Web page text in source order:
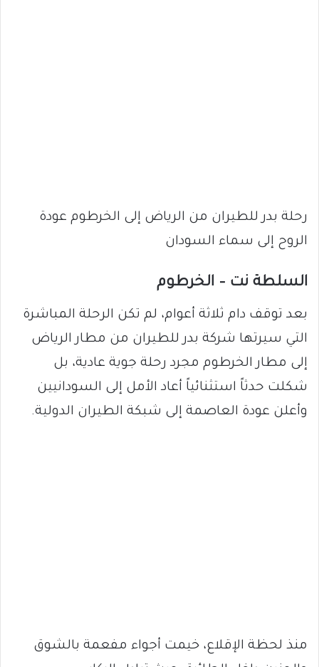
رحلة بدر للطيران من الرياض إلى الخرطوم عودة
الروح إلى سماء السودان
السلطة نت – الخرطوم
بعد توقف دام ثلاثة أعوام، لم تكن الرحلة المباشرة
التي سيرتها شركة بدر للطيران من مطار الرياض
إلى مطار الخرطوم مجرد رحلة جوية عادية، بل
شكلت حدثاً استثنائياً أعاد الأمل إلى السودانيين
وأعلن عودة العاصمة إلى شبكة الطيران الدولية.
منذ لحظة الإقلاع، خيمت أجواء مفعمة بالشوق